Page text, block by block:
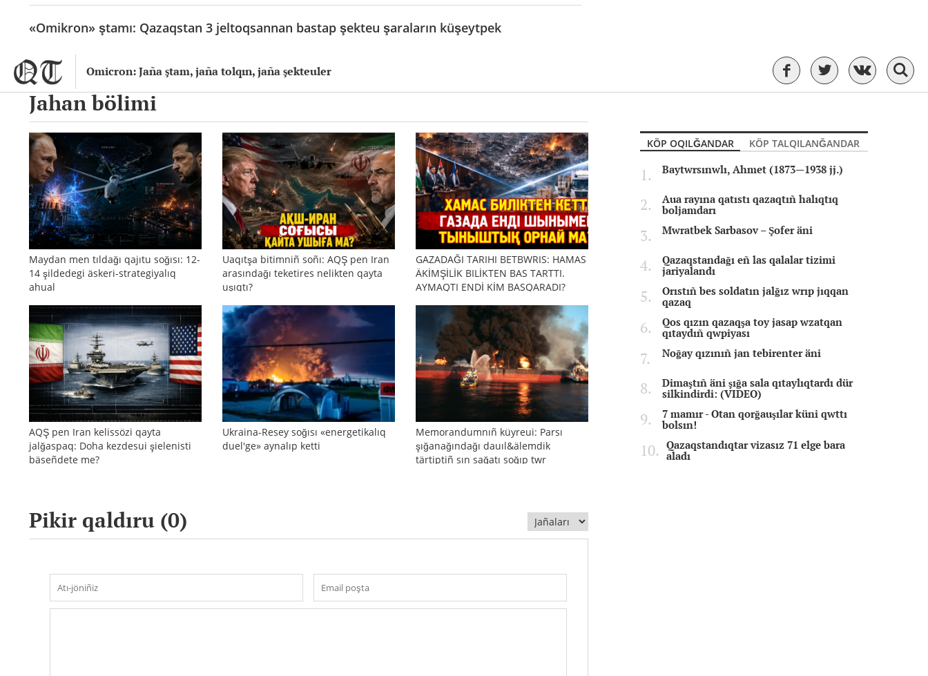
Omicron: Jaña ştam, jaña tolqın, jaña şekteuler
«Omikron» ştamı: Qazaqstan 3 jeltoqsannan bastap şekteu şaraların küşeytpek
Jahan bölimi
Maydan men tıldağı qajıtu soğısı: 12-
14 şildedegi äskeri-strategiyalıq
ahual
Uaqıtşa bitimniñ soñı: AQŞ pen Iran
arasındağı teketires nelikten qayta
uşıqtı?
GAZADAĞI TARIHI BETBWRIS: HAMAS
ÄKİMŞİLİK BILİKTEN BAS TARTTI.
AYMAQTI ENDİ KİM BASQARADI?
AQŞ pen Iran kelissözi qayta
jalğaspaq: Doha kezdesui şielenisti
bäseñdete me?
Ukraina-Resey soğısı «energetikalıq
duel'ge» aynalıp ketti
Memorandumnıñ küyreui: Parsı
şığanağındağı dauıl&älemdik
tärtiptiñ sın sağatı soğıp twr
Pikir qaldıru (0)
KÖP OQILĞANDAR
KÖP TALQILANĞANDAR
Baytwrsınwlı, Ahmet (1873—1938 jj.)
Aua rayına qatıstı qazaqtıñ halıqtıq
boljamdarı
Mwratbek Sarbasov – Şofer äni
Qazaqstandağı eñ las qalalar tizimi
jariyalandı
Orıstıñ bes soldatın jalğız wrıp jıqqan
qazaq
Qos qızın qazaqşa toy jasap wzatqan
qıtaydıñ qwpiyası
Noğay qızınıñ jan tebirenter äni
Dimaştıñ äni şığa sala qıtaylıqtardı dür
silkindirdi: (VIDEO)
7 mamır - Otan qorğauşılar küni qwttı
bolsın!
Qazaqstandıqtar vizasız 71 elge bara
aladı